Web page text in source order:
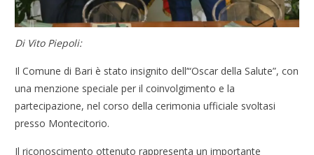
Di Vito Piepoli:
Il Comune di Bari è stato insignito dell’“Oscar della Salute”, con
una menzione speciale per il coinvolgimento e la
partecipazione, nel corso della cerimonia ufficiale svoltasi
presso Montecitorio.
Il riconoscimento ottenuto rappresenta un importante